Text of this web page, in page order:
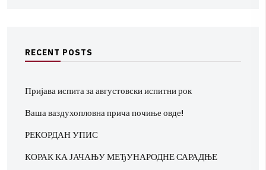
RECENT POSTS
Пријава испита за августовски испитни рок
Ваша ваздухопловна прича почиње овде!
РЕКОРДАН УПИС
КОРАК КА ЈАЧАЊУ МЕЂУНАРОДНЕ САРАДЊЕ